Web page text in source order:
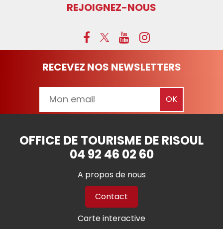
REJOIGNEZ-NOUS
RECEVEZ NOS NEWSLETTERS
OFFICE DE TOURISME DE RISOUL
04 92 46 02 60
A propos de nous
Contact
Carte interactive